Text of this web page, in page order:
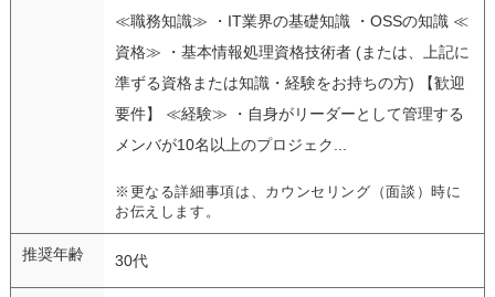
≪職務知識≫ ・IT業界の基礎知識 ・OSSの知識 ≪
資格≫ ・基本情報処理資格技術者 (または、上記に
準ずる資格または知識・経験をお持ちの方) 【歓迎
要件】 ≪経験≫ ・自身がリーダーとして管理する
メンバが10名以上のプロジェク...
※更なる詳細事項は、カウンセリング（面談）時に
お伝えします。
推奨年齢 30代